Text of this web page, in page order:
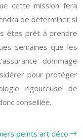
cette mission fera
de déterminer si
êtes prêt à prendre
semaines que les
dommage
pour protéger
rigoureuse de
conseillée.
peints art déco